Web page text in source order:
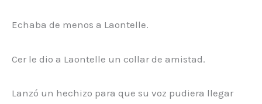
Echaba de menos a Laontelle.
Cer le dio a Laontelle un collar de amistad.
Lanzó un hechizo para que su voz pudiera llegar